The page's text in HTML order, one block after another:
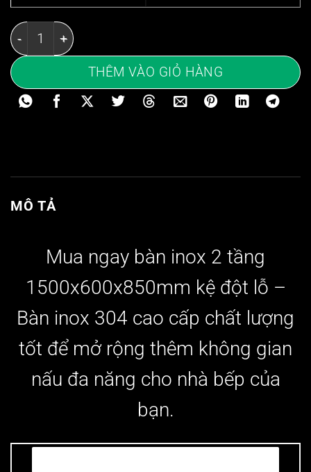
Bàn inox 2 tầng 1500x600x850mm kệ đột lỗ - Bàn
THÊM VÀO GIỎ HÀNG
MÔ TẢ
Mua ngay bàn inox 2 tầng
1500x600x850mm kệ đột lỗ –
Bàn inox 304 cao cấp chất lượng
tốt để mở rộng thêm không gian
nấu đa năng cho nhà bếp của
bạn.